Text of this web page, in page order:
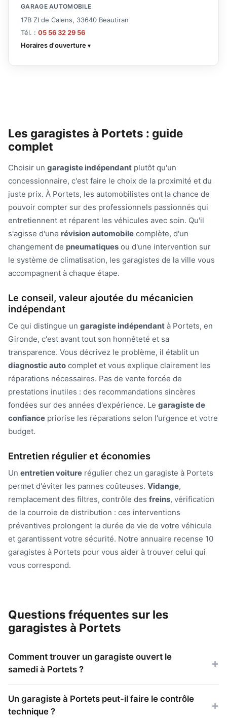
GARAGE AUTOMOBILE
17B ZI de Calens, 33640 Beautiran
Tél. : 05 56 32 29 56
Horaires d'ouverture
Les garagistes à Portets : guide
complet
Choisir un garagiste indépendant plutôt qu'un
concessionnaire, c'est faire le choix de la proximité et du
juste prix. À Portets, les automobilistes ont la chance de
pouvoir compter sur des professionnels passionnés qui
entretiennent et réparent les véhicules avec soin. Qu'il
s'agisse d'une révision automobile complète, d'un
changement de pneumatiques ou d'une intervention sur
le système de climatisation, les garagistes de la ville vous
accompagnent à chaque étape.
Le conseil, valeur ajoutée du mécanicien
indépendant
Ce qui distingue un garagiste indépendant à Portets, en
Gironde, c'est avant tout son honnêteté et sa
transparence. Vous décrivez le problème, il établit un
diagnostic auto complet et vous explique clairement les
réparations nécessaires. Pas de vente forcée de
prestations inutiles : des recommandations sincères
fondées sur des années d'expérience. Le garagiste de
confiance priorise les réparations selon l'urgence et votre
budget.
Entretien régulier et économies
Un entretien voiture régulier chez un garagiste à Portets
permet d'éviter les pannes coûteuses. Vidange,
remplacement des filtres, contrôle des freins, vérification
de la courroie de distribution : ces interventions
préventives prolongent la durée de vie de votre véhicule
et garantissent votre sécurité. Notre annuaire recense 10
garagistes à Portets pour vous aider à trouver celui qui
vous correspond.
Questions fréquentes sur les
garagistes à Portets
Comment trouver un garagiste ouvert le
samedi à Portets ?
Un garagiste à Portets peut-il faire le contrôle
technique ?